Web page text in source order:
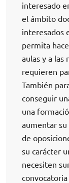
interesado
el ámbito
interesados
permita
aulas y a las
requieren
También
conseguir
una
aumentar
de
su carácter
necesiten